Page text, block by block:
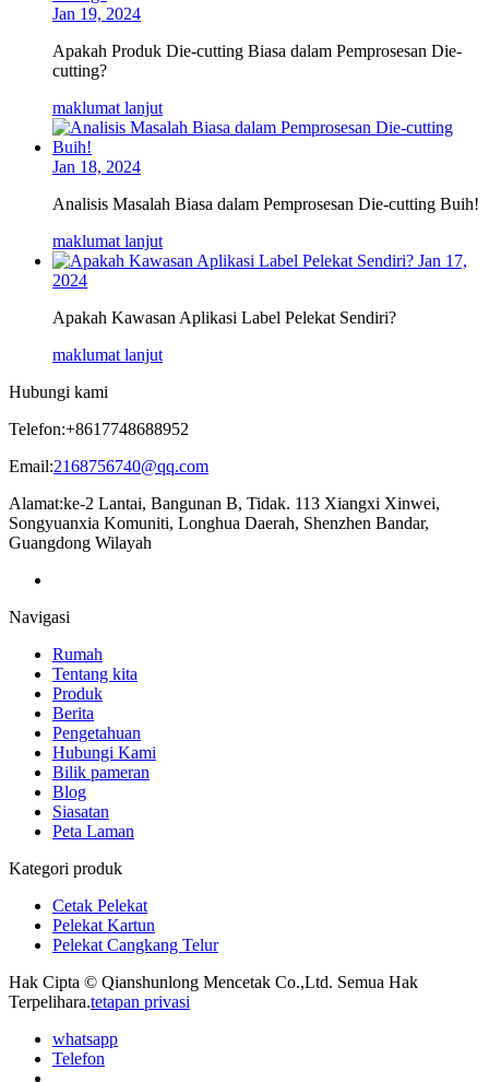
Jan 19, 2024
Apakah Produk Die-cutting Biasa dalam Pemprosesan Die-
cutting?
maklumat lanjut
Jan 18, 2024
Analisis Masalah Biasa dalam Pemprosesan Die-cutting Buih!
maklumat lanjut
Jan 17,
2024
Apakah Kawasan Aplikasi Label Pelekat Sendiri?
maklumat lanjut
Hubungi kami
Telefon:+8617748688952
Email:2168756740@qq.com
Alamat:ke-2 Lantai, Bangunan B, Tidak. 113 Xiangxi Xinwei,
Songyuanxia Komuniti, Longhua Daerah, Shenzhen Bandar,
Guangdong Wilayah
Navigasi
Rumah
Tentang kita
Produk
Berita
Pengetahuan
Hubungi Kami
Bilik pameran
Blog
Siasatan
Peta Laman
Kategori produk
Cetak Pelekat
Pelekat Kartun
Pelekat Cangkang Telur
Hak Cipta © Qianshunlong Mencetak Co.,Ltd. Semua Hak
Terpelihara.tetapan privasi
whatsapp
Telefon